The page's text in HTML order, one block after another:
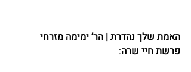
האמת שלך נהדרת | הר’ ימימה מזרחי
פרשת חיי שרה: